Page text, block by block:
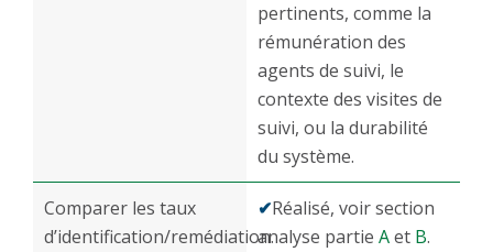
pertinents, comme la
rémunération des
agents de suivi, le
contexte des visites de
suivi, ou la durabilité
du système.
Comparer les taux
d’identification/remédiation.
✔Réalisé, voir section
analyse partie Aet B.